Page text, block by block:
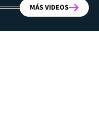
MÁS VIDEOS